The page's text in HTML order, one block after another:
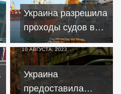
Купянском районе
Украина разрешила
проходы судов в
свои порты на
Черном море
10 АВГУСТА, 2023
Украина
предоставила